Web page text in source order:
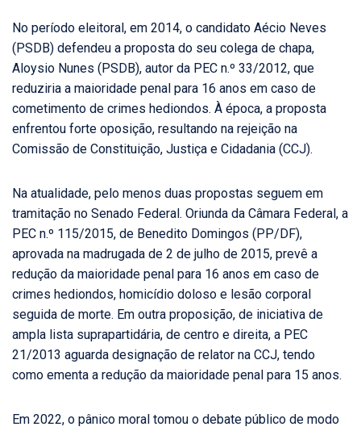
No período eleitoral, em 2014, o candidato Aécio Neves
(PSDB) defendeu a proposta do seu colega de chapa,
Aloysio Nunes (PSDB), autor da PEC n.º 33/2012, que
reduziria a maioridade penal para 16 anos em caso de
cometimento de crimes hediondos. À época, a proposta
enfrentou forte oposição, resultando na rejeição na
Comissão de Constituição, Justiça e Cidadania (CCJ).
Na atualidade, pelo menos duas propostas seguem em
tramitação no Senado Federal. Oriunda da Câmara Federal, a
PEC n.º 115/2015, de Benedito Domingos (PP/DF),
aprovada na madrugada de 2 de julho de 2015, prevê a
redução da maioridade penal para 16 anos em caso de
crimes hediondos, homicídio doloso e lesão corporal
seguida de morte. Em outra proposição, de iniciativa de
ampla lista suprapartidária, de centro e direita, a PEC
21/2013 aguarda designação de relator na CCJ, tendo
como ementa a redução da maioridade penal para 15 anos.
Em 2022, o pânico moral tomou o debate público de modo